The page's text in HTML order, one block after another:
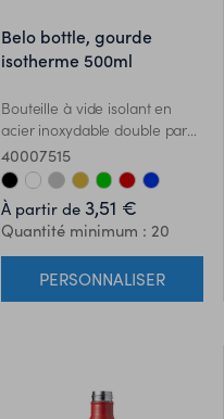
belo bottle, gourde
isotherme 500ml
Bouteille à vide isolant en
acier inoxydable double paroi.
Contenance 500 ml. Anti fuite.
40007515
À partir de 3,51 €
Quantité minimum : 20
PERSONNALISER